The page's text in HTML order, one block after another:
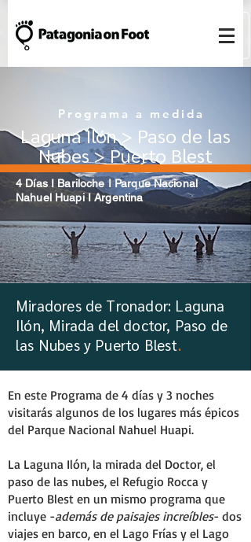
Programa a medida
Laguna Ilón > Paso de las
Nubes > Puerto Blest
4 Días I Bariloche I Parque Nacional
Nahuel Huapi I Argentina
Miradores de Tronador: Laguna
Ilón, Mirada del doctor, Paso de
las Nubes y Puerto Blest.
En este Programa de 4 días y 3 noches
visitarás algunos de los lugares más épicos
del Parque Nacional Nahuel Huapi.
La Laguna Ilón, la mirada del Doctor, el
paso de las nubes, el Refugio Rocca y
Puerto Blest en un mismo programa que
incluye -además de paisajes increíbles- dos
viajes en barco, en el Lago Frías y el Lago